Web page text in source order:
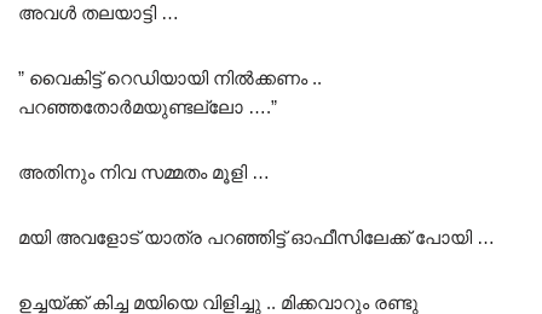
അവൾ തലയാട്ടി …
” വൈകിട്ട് റെഡിയായി നിൽക്കണം ..
പറഞ്ഞതോർമയുണ്ടല്ലോ ….”
അതിനും നിവ സമ്മതം മൂളി …
മയി അവളോട് യാത്ര പറഞ്ഞിട്ട് ഓഫീസിലേക്ക് പോയി …
ഉച്ചയ്ക്ക് കിച്ച മയിയെ വിളിച്ചു .. മിക്കവാറും രണ്ടു